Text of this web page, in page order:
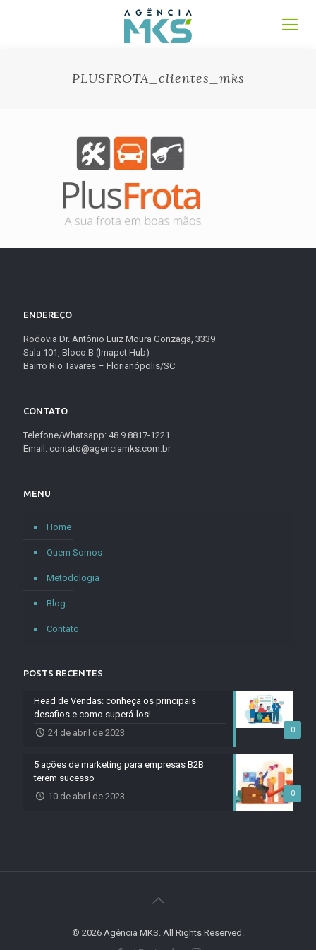
PLUSFROTA_clientes_mks
ENDEREÇO
Rodovia Dr. Antônio Luiz Moura Gonzaga, 3339
Sala 101, Bloco B (Imapct Hub)
Bairro Rio Tavares – Florianópolis/SC
CONTATO
Telefone/Whatsapp: 48 9.8817-1221
Email: contato@agenciamks.com.br
MENU
Home
Quem Somos
Metodologia
Blog
Contato
POSTS RECENTES
0
Head de Vendas: conheça os principais
desafios e como superá-los!
24 de abril de 2023
0
5 ações de marketing para empresas B2B
terem sucesso
10 de abril de 2023
© 2026 Agência MKS. All Rights Reserved.